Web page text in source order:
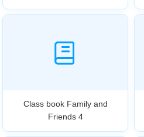
Class book Family and
Friends 4